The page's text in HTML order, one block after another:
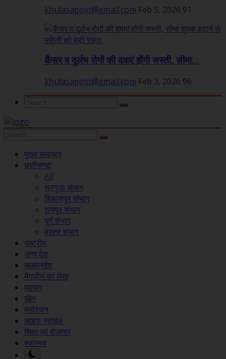
khulasapost@gmail.com Feb 5, 2026 91
कैंसर व दुर्लभ रोगों की दवाएं होंगी सस्ती, सीमा...
khulasapost@gmail.com Feb 3, 2026 96
मुख्य समाचार
छत्तीसगढ़
All
सरगुजा संभाग
बिलासपुर संभाग
रायपुर संभाग
दुर्ग संभाग
बस्तर संभाग
राष्ट्रीय
अन्य देश
मध्यप्रदेश
मैगज़ीन का लेख
व्यापार
खेल
मनोरंजन
लाइफ स्टाइल
शिक्षा एवं रोजगार
स्वास्थ्य